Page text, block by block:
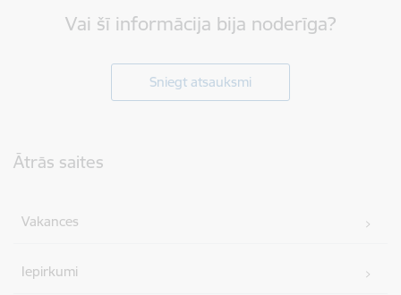
Vai šī informācija bija noderīga?
Sniegt atsauksmi
Ātrās saites
Vakances
Iepirkumi